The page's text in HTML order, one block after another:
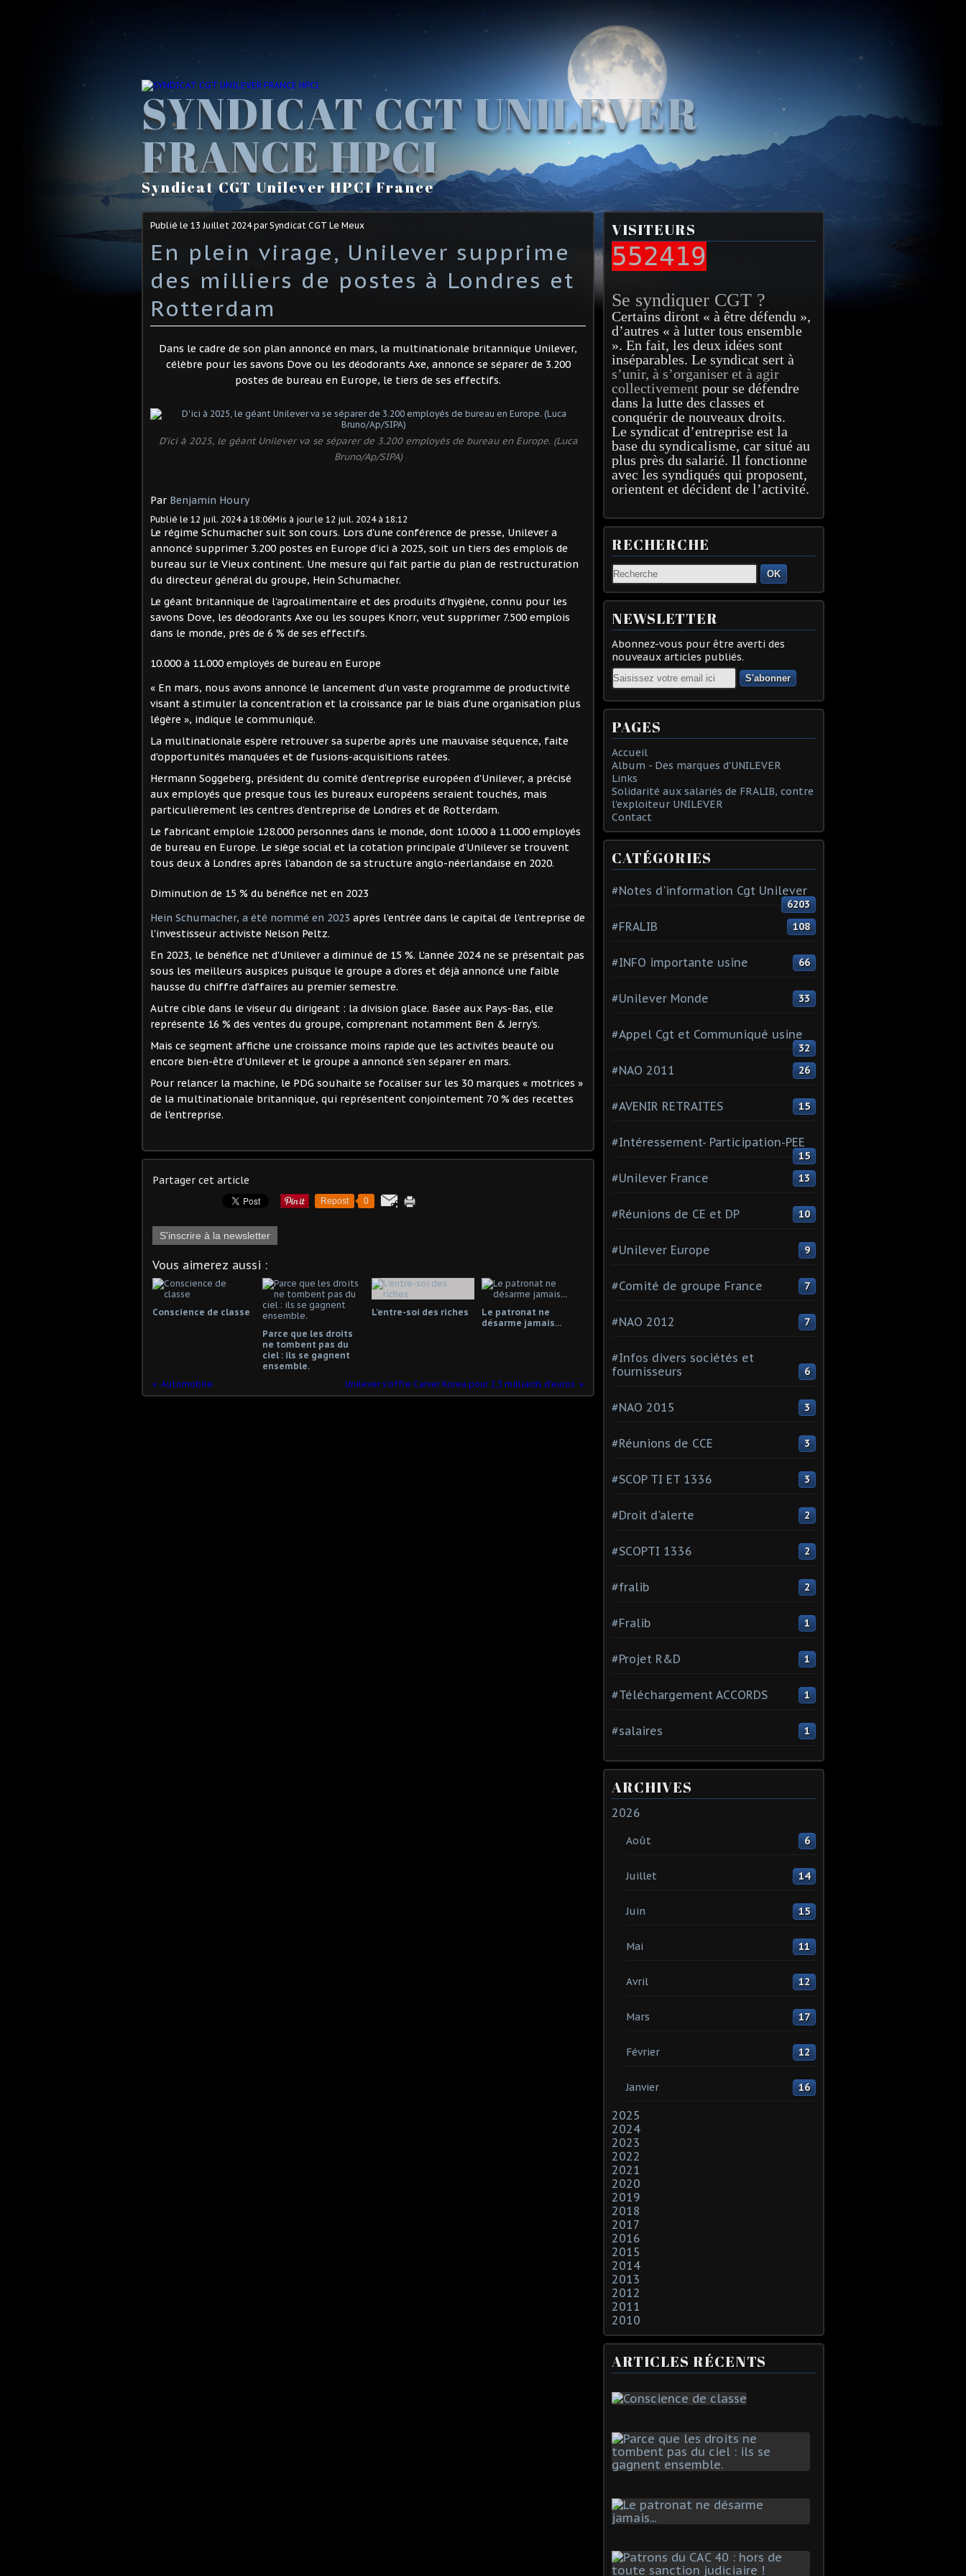
SYNDICAT CGT UNILEVER
FRANCE HPCI
Syndicat CGT Unilever HPCI France
Publié le 13 Juillet 2024par Syndicat CGT Le Meux
En plein virage, Unilever supprime
des milliers de postes à Londres et
Rotterdam
Dans le cadre de son plan annoncé en mars, la multinationale britannique Unilever,
célèbre pour les savons Dove ou les déodorants Axe, annonce se séparer de 3.200
postes de bureau en Europe, le tiers de ses effectifs.
D'ici à 2025, le géant Unilever va se séparer de 3.200 employés de bureau en Europe. (Luca
Bruno/Ap/SIPA)
Par Benjamin Houry
Publié le 12 juil. 2024 à 18:06Mis à jour le 12 juil. 2024 à 18:12
Le régime Schumacher suit son cours. Lors d'une conférence de presse, Unilever a
annoncé supprimer 3.200 postes en Europe d'ici à 2025, soit un tiers des emplois de
bureau sur le Vieux continent. Une mesure qui fait partie du plan de restructuration
du directeur général du groupe, Hein Schumacher.
Le géant britannique de l'agroalimentaire et des produits d'hygiène, connu pour les
savons Dove, les déodorants Axe ou les soupes Knorr, veut supprimer 7.500 emplois
dans le monde, près de 6 % de ses effectifs.
10.000 à 11.000 employés de bureau en Europe
« En mars, nous avons annoncé le lancement d'un vaste programme de productivité
visant à stimuler la concentration et la croissance par le biais d'une organisation plus
légère », indique le communiqué.
La multinationale espère retrouver sa superbe après une mauvaise séquence, faite
d'opportunités manquées et de fusions-acquisitions ratées.
Hermann Soggeberg, président du comité d'entreprise européen d'Unilever, a précisé
aux employés que presque tous les bureaux européens seraient touchés, mais
particulièrement les centres d'entreprise de Londres et de Rotterdam.
Le fabricant emploie 128.000 personnes dans le monde, dont 10.000 à 11.000 employés
de bureau en Europe. Le siège social et la cotation principale d'Unilever se trouvent
tous deux à Londres après l'abandon de sa structure anglo-néerlandaise en 2020.
Diminution de 15 % du bénéfice net en 2023
Hein Schumacher, a été nommé en 2023 après l'entrée dans le capital de l'entreprise de
l'investisseur activiste Nelson Peltz.
En 2023, le bénéfice net d'Unilever a diminué de 15 %. L'année 2024 ne se présentait pas
sous les meilleurs auspices puisque le groupe a d'ores et déjà annoncé une faible
hausse du chiffre d'affaires au premier semestre.
Autre cible dans le viseur du dirigeant : la division glace. Basée aux Pays-Bas, elle
représente 16 % des ventes du groupe, comprenant notamment Ben & Jerry's.
Mais ce segment affiche une croissance moins rapide que les activités beauté ou
encore bien-être d'Unilever et le groupe a annoncé s'en séparer en mars.
Pour relancer la machine, le PDG souhaite se focaliser sur les 30 marques « motrices »
de la multinationale britannique, qui représentent conjointement 70 % des recettes
de l'entreprise.
Partager cet article
Repost 0
S'inscrire à la newsletter
Vous aimerez aussi :
Conscience de classe
Parce que les droits
ne tombent pas du
ciel : ils se gagnent
ensemble.
L'entre-soi des riches
Le patronat ne
désarme jamais...
Automobile Unilever s'offre Carver Korea pour 2,3 milliards d'euros
VISITEURS
552419
Se syndiquer CGT ?
Certains diront « à être défendu »,
d’autres « à lutter tous ensemble
». En fait, les deux idées sont
inséparables. Le syndicat sert à
s’unir, à s’organiser et à agir
collectivement pour se défendre
dans la lutte des classes et
conquérir de nouveaux droits.
Le syndicat d’entreprise est la
base du syndicalisme, car situé au
plus près du salarié. Il fonctionne
avec les syndiqués qui proposent,
orientent et décident de l’activité.
RECHERCHE
OK
NEWSLETTER
Abonnez-vous pour être averti des
nouveaux articles publiés.
Email
PAGES
Accueil
Album - Des marques d'UNILEVER
Links
Solidarité aux salariés de FRALIB, contre
l'exploiteur UNILEVER
Contact
CATÉGORIES
#Notes d'information Cgt Unilever
6203
#FRALIB 108
#INFO importante usine 66
#Unilever Monde 33
#Appel Cgt et Communiqué usine
32
#NAO 2011 26
#AVENIR RETRAITES 15
#Intéressement- Participation-PEE
15
#Unilever France 13
#Réunions de CE et DP 10
#Unilever Europe 9
#Comité de groupe France 7
#NAO 2012 7
#Infos divers sociétés et
fournisseurs
6
#NAO 2015 3
#Réunions de CCE 3
#SCOP TI ET 1336 3
#Droit d'alerte 2
#SCOPTI 1336 2
#fralib 2
#Fralib 1
#Projet R&D 1
#Téléchargement ACCORDS 1
#salaires 1
ARCHIVES
2026
Août 6
Juillet 14
Juin 15
Mai 11
Avril 12
Mars 17
Février 12
Janvier 16
2025
2024
2023
2022
2021
2020
2019
2018
2017
2016
2015
2014
2013
2012
2011
2010
ARTICLES RÉCENTS